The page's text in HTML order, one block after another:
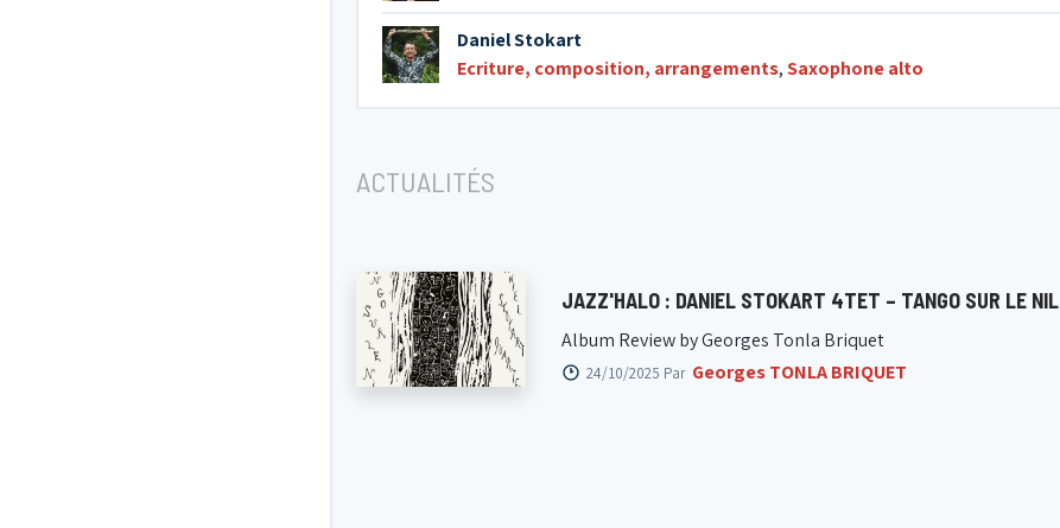
Daniel Stokart
Ecriture, composition, arrangements,Saxophone alto
ACTUALITÉS
JAZZ'HALO : DANIEL STOKART 4TET – TANGO SUR LE NIL
Album Review by Georges Tonla Briquet
24/10/2025 Par Georges TONLA BRIQUET